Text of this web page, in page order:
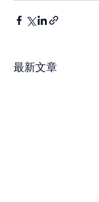
最新文章